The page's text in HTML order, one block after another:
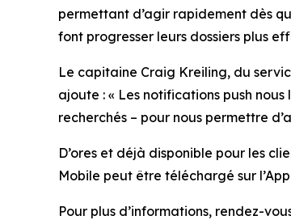
permettant d’agir rapidement dès
font progresser leurs dossiers plus
Le capitaine Craig Kreiling, du
ajoute : « Les notifications push
recherchés – pour nous permettre
D’ores et déjà disponible pour les
Mobile peut être téléchargé sur
Pour plus d’informations, rendez-